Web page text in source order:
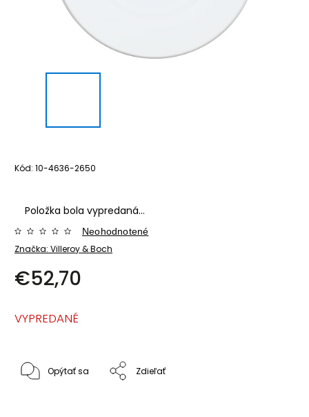
Kód: 10-4636-2650
Položka bola vypredaná…
Značka: Villeroy & Boch
Neohodnotené
€52,70
VYPREDANÉ
Opýtať sa Zdieľať